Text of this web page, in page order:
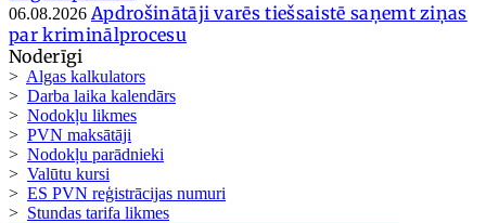
06.08.2026 Apdrošinātāji varēs tiešsaistē saņemt ziņas
par kriminālprocesu
Noderīgi
> Algas kalkulators
> Darba laika kalendārs
> Nodokļu likmes
> PVN maksātāji
> Nodokļu parādnieki
> Valūtu kursi
> ES PVN reģistrācijas numuri
> Stundas tarifa likmes